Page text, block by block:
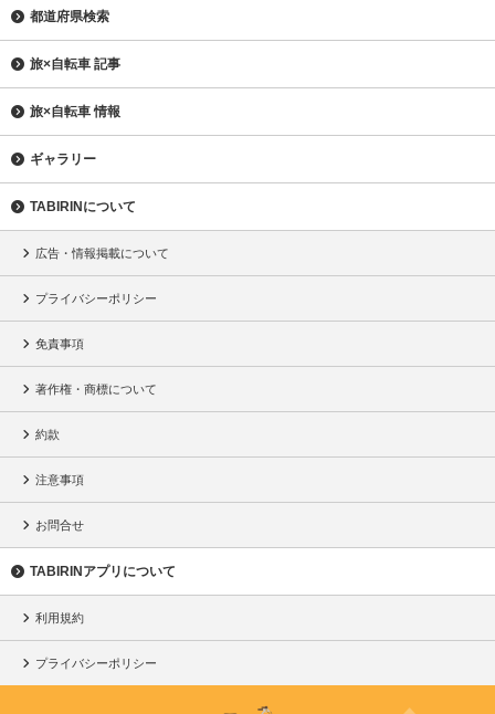
都道府県検索
旅×自転車 記事
旅×自転車 情報
ギャラリー
TABIRINについて
広告・情報掲載について
プライバシーポリシー
免責事項
著作権・商標について
約款
注意事項
お問合せ
TABIRINアプリについて
利用規約
プライバシーポリシー